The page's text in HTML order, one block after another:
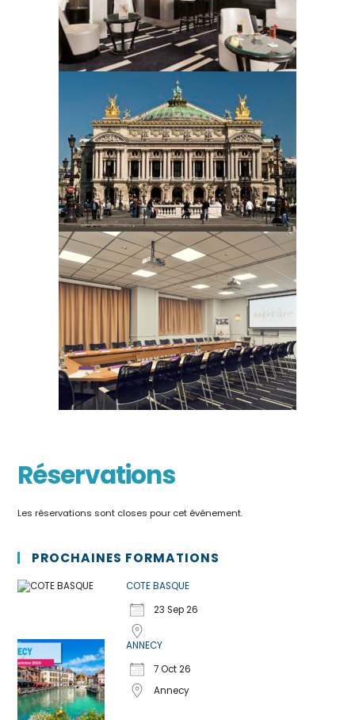
Réservations
Les réservations sont closes pour cet événement.
PROCHAINES FORMATIONS
COTE BASQUE
23 Sep 26
ANNECY
7 Oct 26
Annecy